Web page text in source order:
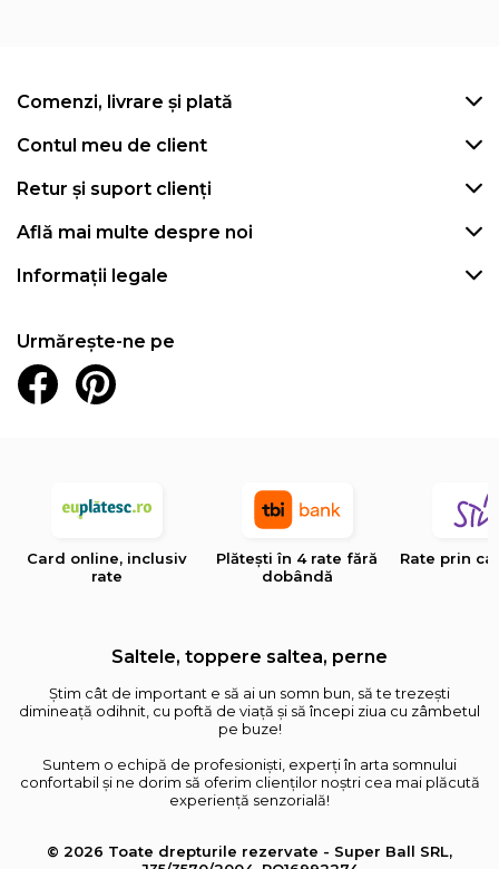
Comenzi, livrare și plată
Contul meu de client
Retur și suport clienți
Află mai multe despre noi
Informații legale
Urmărește-ne pe
Card online, inclusiv
rate
Plătești în 4 rate fără
dobândă
Rate prin
Saltele, toppere saltea, perne
Știm cât de important e să ai un somn bun, să te trezești
dimineață odihnit, cu poftă de viață și să începi ziua cu zâmbetul
pe buze!
Suntem o echipă de profesioniști, experți în arta somnului
confortabil și ne dorim să oferim clienților noștri cea mai plăcută
experiență senzorială!
© 2026 Toate drepturile rezervate - Super Ball SRL,